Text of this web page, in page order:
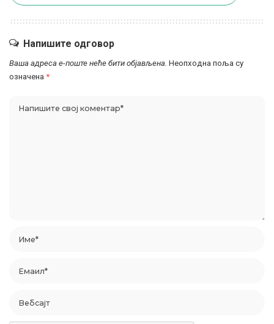
Напишите одговор
Ваша адреса е-поште неће бити објављена. Неопходна поља су
означена *